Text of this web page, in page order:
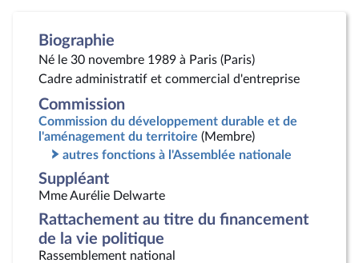
Biographie
Né le 30 novembre 1989 à Paris (Paris)
Cadre administratif et commercial d'entreprise
Commission
Commission du développement durable et de
l'aménagement du territoire (Membre)
autres fonctions à l'Assemblée nationale
Suppléant
Mme Aurélie Delwarte
Rattachement au titre du financement
de la vie politique
Rassemblement national